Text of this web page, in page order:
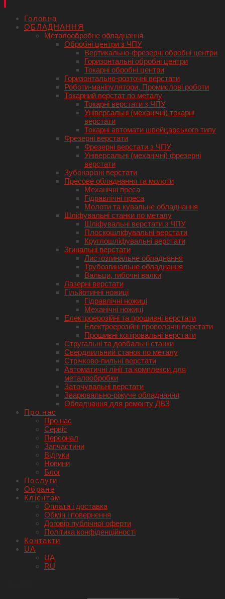
Головна
ОБЛАДНАННЯ
Металообробне обладнання
Обробні центри з ЧПУ
Вертикально-фрезерні обробні центри
Горизонтальні обробні центри
Токарні обробні центри
Горизонтально-розточні верстати
Роботи-маніпулятори, Промислові роботи
Токарний верстат по металу
Токарні верстати з ЧПУ
Універсальні (механічні) токарні
верстати
Токарні автомати швейцарського типу
Фрезерні верстати
Фрезерні верстати з ЧПУ
Універсальні (механічні) фрезерні
верстати
Зубонарізні верстати
Пресове обладнання та молоти
Механічні преса
Гідравлічні преса
Молоти та кувальне обладнання
Шліфувальні станки по металу
Шліфувальні верстати з ЧПУ
Плоскошліфувальні верстати
Круглошліфувальні верстати
Згинальні верстати
Листозгинальне обладнання
Трубозгинальне обладнання
Вальци, гибочні валки
Лазерні верстати
Гільйотинні ножиці
Гідравлічні ножиці
Механічні ножиці
Електроерозійні та прошивні верстати
Електроерозійні проволочні верстати
Прошивні копіровальні верстати
Стругальні та довбальні станки
Свердлильний станок по металу
Стрічково-пильні верстати
Автоматичні лінії та комплекси для
металообробки
Заточувальні верстати
Зварювально-ріжуче обладнання
Обладнання для ремонту ДВЗ
Про нас
Про нас
Сервіс
Персонал
Запчастини
Відгуки
Новини
Блог
Послуги
Обране
Клієнтам
Оплата і доставка
Обмін і повернення
Договір публічної оферти
Політика конфіденційності
Контакти
UA
UA
RU